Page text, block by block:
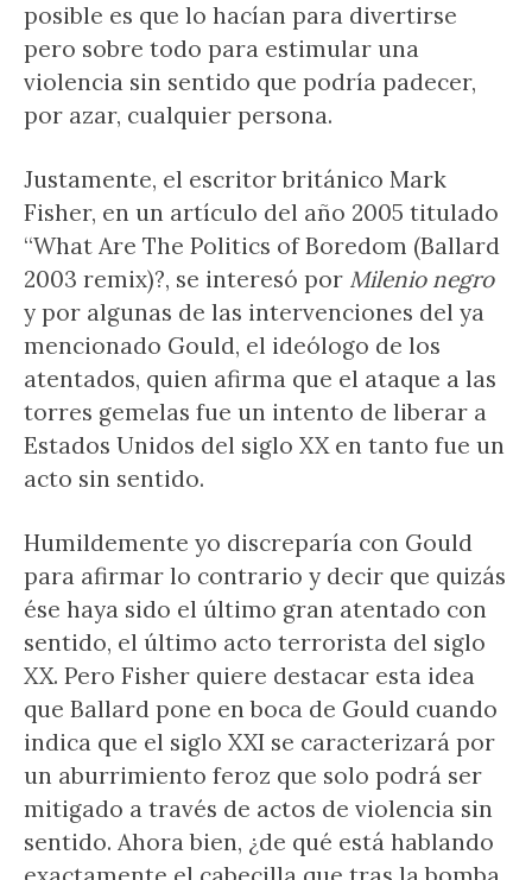
posible es que lo hacían para divertirse
pero sobre todo para estimular una
violencia sin sentido que podría padecer,
por azar, cualquier persona.
Justamente, el escritor británico Mark
Fisher, en un artículo del año 2005 titulado
“What Are The Politics of Boredom (Ballard
2003 remix)?, se interesó por Milenio negro
y por algunas de las intervenciones del ya
mencionado Gould, el ideólogo de los
atentados, quien afirma que el ataque a las
torres gemelas fue un intento de liberar a
Estados Unidos del siglo XX en tanto fue un
acto sin sentido.
Humildemente yo discreparía con Gould
para afirmar lo contrario y decir que quizás
ése haya sido el último gran atentado con
sentido, el último acto terrorista del siglo
XX. Pero Fisher quiere destacar esta idea
que Ballard pone en boca de Gould cuando
indica que el siglo XXI se caracterizará por
un aburrimiento feroz que solo podrá ser
mitigado a través de actos de violencia sin
sentido. Ahora bien, ¿de qué está hablando